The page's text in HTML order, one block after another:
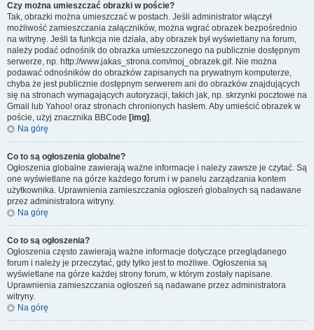
Czy można umieszczać obrazki w poście?
Tak, obrazki można umieszczać w postach. Jeśli administrator włączył
możliwość zamieszczania załączników, można wgrać obrazek bezpośrednio
na witrynę. Jeśli ta funkcja nie działa, aby obrazek był wyświetlany na forum,
należy podać odnośnik do obrazka umieszczonego na publicznie dostępnym
serwerze, np. http://www.jakas_strona.com/moj_obrazek.gif. Nie można
podawać odnośników do obrazków zapisanych na prywatnym komputerze,
chyba że jest publicznie dostępnym serwerem ani do obrazków znajdujących
się na stronach wymagających autoryzacji, takich jak, np. skrzynki pocztowe na
Gmail lub Yahoo! oraz stronach chronionych hasłem. Aby umieścić obrazek w
poście, użyj znacznika BBCode [img] .
Na górę
Co to są ogłoszenia globalne?
Ogłoszenia globalne zawierają ważne informacje i należy zawsze je czytać. Są
one wyświetlane na górze każdego forum i w panelu zarządzania kontem
użytkownika. Uprawnienia zamieszczania ogłoszeń globalnych są nadawane
przez administratora witryny.
Na górę
Co to są ogłoszenia?
Ogłoszenia często zawierają ważne informacje dotyczące przeglądanego
forum i należy je przeczytać, gdy tylko jest to możliwe. Ogłoszenia są
wyświetlane na górze każdej strony forum, w którym zostały napisane.
Uprawnienia zamieszczania ogłoszeń są nadawane przez administratora
witryny.
Na górę